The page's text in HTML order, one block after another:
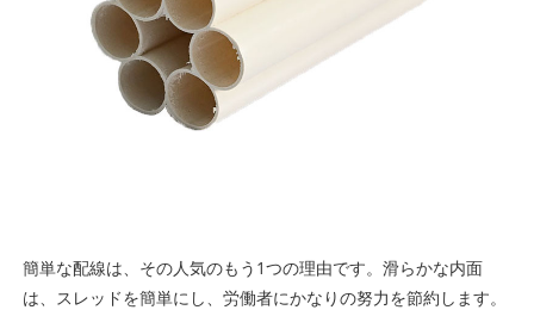
簡単な配線は、その人気のもう1つの理由です。滑らかな内面
は、スレッドを簡単にし、労働者にかなりの努力を節約します。